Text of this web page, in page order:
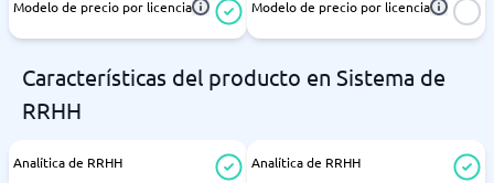
Modelo de precio por licencia Modelo de precio por licencia
Características del producto en Sistema de
RRHH
Analítica de RRHH Analítica de RRHH